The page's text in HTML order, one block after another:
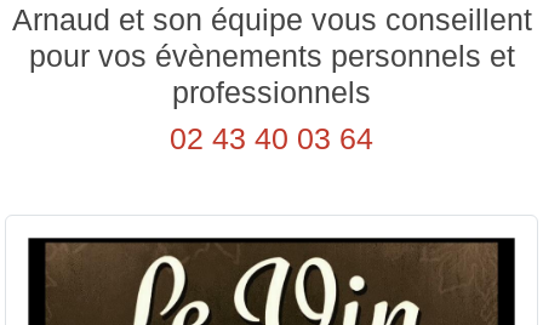
Arnaud et son équipe vous conseillent
pour vos évènements personnels et
professionnels
02 43 40 03 64